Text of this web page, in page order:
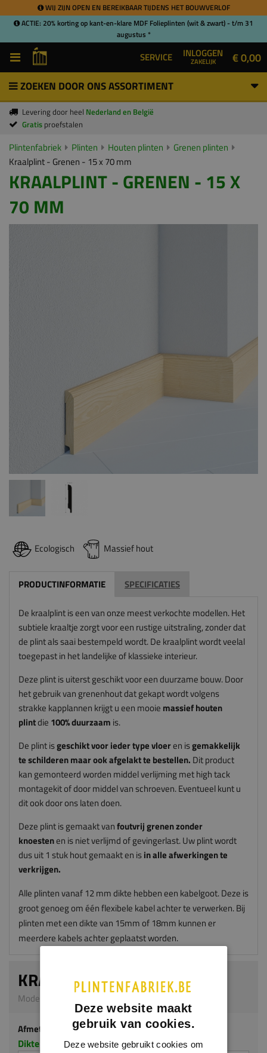
WIJ ZIJN OPEN EN BEREIKBAAR TIJDENS HET BOUWVERLOF
ACTIE: 20% korting op kant-en-klare MDF Folieplinten (wit & zwart) - t/m 31
augustus *
SERVICE INLOGGEN
ZAKELIJK € 0,00
ZOEKEN DOOR ONS ASSORTIMENT
Levering door heel Nederland en België
Gratis proefstalen
Plintenfabriek Plinten Houten plinten
Grenen plinten
Kraalplint - Grenen - 15 x 70 mm
KRAALPLINT - GRENEN - 15 X
70 MM
Ecologisch Massief hout
PRODUCTINFORMATIE SPECIFICATIES
De kraalplint is een van onze meest verkochte modellen. Het
subtiele kraaltje zorgt voor een rustige uitstraling, zonder dat
de plint als saai bestempeld wordt. De kraalplint wordt veelal
toegepast in het landelijke of klassieke interieur.
Deze plint is uiterst geschikt voor een duurzame bouw. Door
het gebruik van grenenhout dat gekapt wordt volgens
strakke kapplannen krijgt u een mooie massief houten
plintdie 100% duurzaam is.
De plint isgeschikt voor ieder type vloeren isgemakkelijk
te schilderen maar ook afgelakt te bestellen. Dit product
kan gemonteerd worden middel verlijming met high tack
montagekit of door middel van schroeven. Eventueel kunt u
dit ook door ons laten doen.
Deze plint is gemaakt vanfoutvrij grenen zonder
knoestenen is niet verlijmd of gevingerlast. Uw plint wordt
dus uit 1 stuk hout gemaakt en isin alle afwerkingen te
verkrijgen.
Alle plinten vanaf 12 mm dikte hebben een kabelgoot. Deze is
groot genoeg om één flexibele kabel achter te verwerken. Bij
plinten met een dikte van 15mm of 18mm kunnen er
meerdere kabels achter geplaatst worden.
KRAALPLINT
Model G305 | 15 x 70 mm | Grenen
Afmeting
Dikte x hoogte in millimeters
Deze website maakt
gebruik van cookies.
Deze website gebruikt cookies om